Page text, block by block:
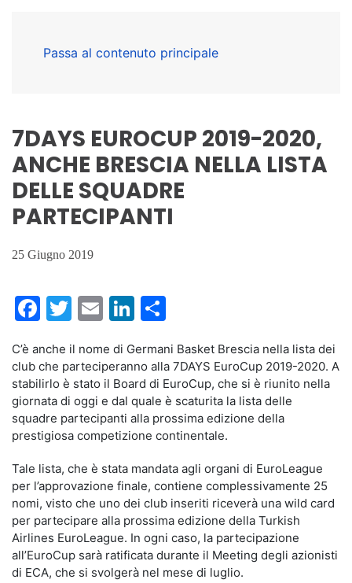
Passa al contenuto principale
7DAYS EUROCUP 2019-2020,
ANCHE BRESCIA NELLA LISTA
DELLE SQUADRE
PARTECIPANTI
25 Giugno 2019
Facebook
Twitter
EmailLinkedIn
C’è anche il nome di Germani Basket Brescia nella lista dei
club che parteciperanno alla 7DAYS EuroCup 2019-2020. A
stabilirlo è stato il Board di EuroCup, che si è riunito nella
giornata di oggi e dal quale è scaturita la lista delle
squadre partecipanti alla prossima edizione della
prestigiosa competizione continentale.
Tale lista, che è stata mandata agli organi di EuroLeague
per l’approvazione finale, contiene complessivamente 25
nomi, visto che uno dei club inseriti riceverà una wild card
per partecipare alla prossima edizione della Turkish
Airlines EuroLeague. In ogni caso, la partecipazione
all’EuroCup sarà ratificata durante il Meeting degli azionisti
di ECA, che si svolgerà nel mese di luglio.